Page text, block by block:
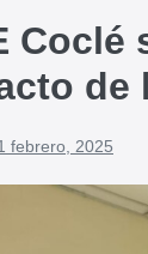
de
febrero, 2025